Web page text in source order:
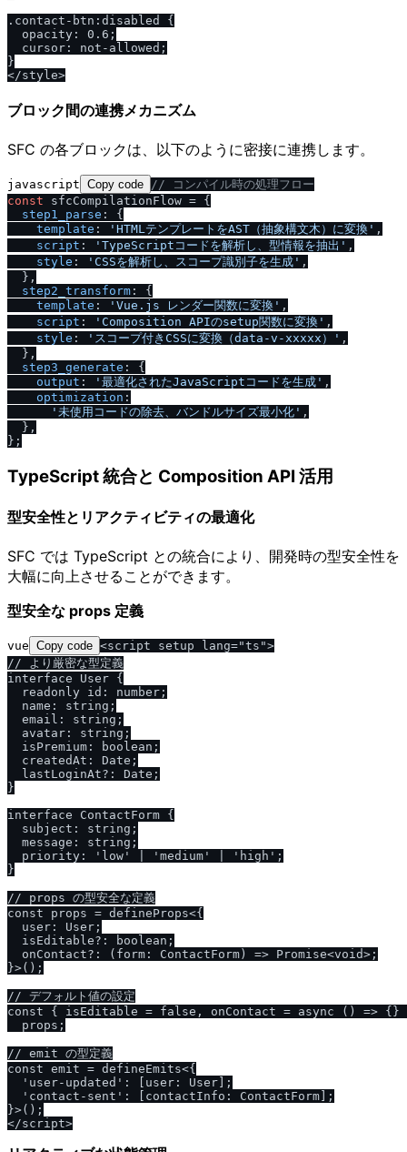
.contact-btn:disabled {
  opacity: 0.6;
  cursor: not-allowed;
}
ブロック間の連携メカニズム
SFC の各ブロックは、以下のように密接に連携します。
javascript Copy code // コンパイル時の処理フロー
const sfcCompilationFlow = {
step1_parse : {
template : 'HTMLテンプレートをAST（抽象構文木）に変換' ,
script : 'TypeScriptコードを解析し、型情報を抽出' ,
style : 'CSSを解析し、スコープ識別子を生成' ,
  },
step2_transform : {
template : 'Vue.js レンダー関数に変換' ,
script : 'Composition APIのsetup関数に変換' ,
style : 'スコープ付きCSSに変換（data-v-xxxxx）' ,
  },
step3_generate : {
output : '最適化されたJavaScriptコードを生成' ,
optimization :
'未使用コードの除去、バンドルサイズ最小化' ,
  },
TypeScript 統合と Composition API 活用
型安全性とリアクティビティの最適化
SFC では TypeScript との統合により、開発時の型安全性を
大幅に向上させることができます。
型安全な props 定義
vue Copy code <script setup lang="ts">
// より厳密な型定義
interface User {
  readonly id: number;
  name: string;
  email: string;
  avatar: string;
  isPremium: boolean;
  createdAt: Date;
  lastLoginAt?: Date;
}
interface ContactForm {
  subject: string;
  message: string;
  priority: 'low' | 'medium' | 'high';
}
// props の型安全な定義
const props = defineProps<{
  user: User;
  isEditable?: boolean;
  onContact?: (form: ContactForm) => Promise<void>;
}>();
// デフォルト値の設定
const { isEditable = false, onContact = async () => {}
  props;
// emit の型定義
const emit = defineEmits<{
  'user-updated': [user: User];
  'contact-sent': [contactInfo: ContactForm];
}>();